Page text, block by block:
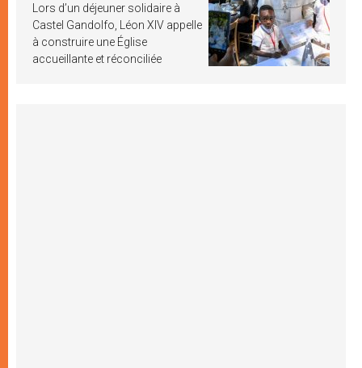
Lors d’un déjeuner solidaire à
Castel Gandolfo, Léon XIV appelle
à construire une Église
accueillante et réconciliée